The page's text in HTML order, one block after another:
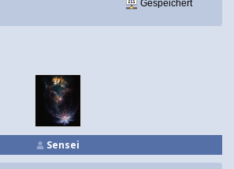
Gespeichert
Sensei